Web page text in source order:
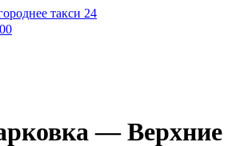
— Верхние